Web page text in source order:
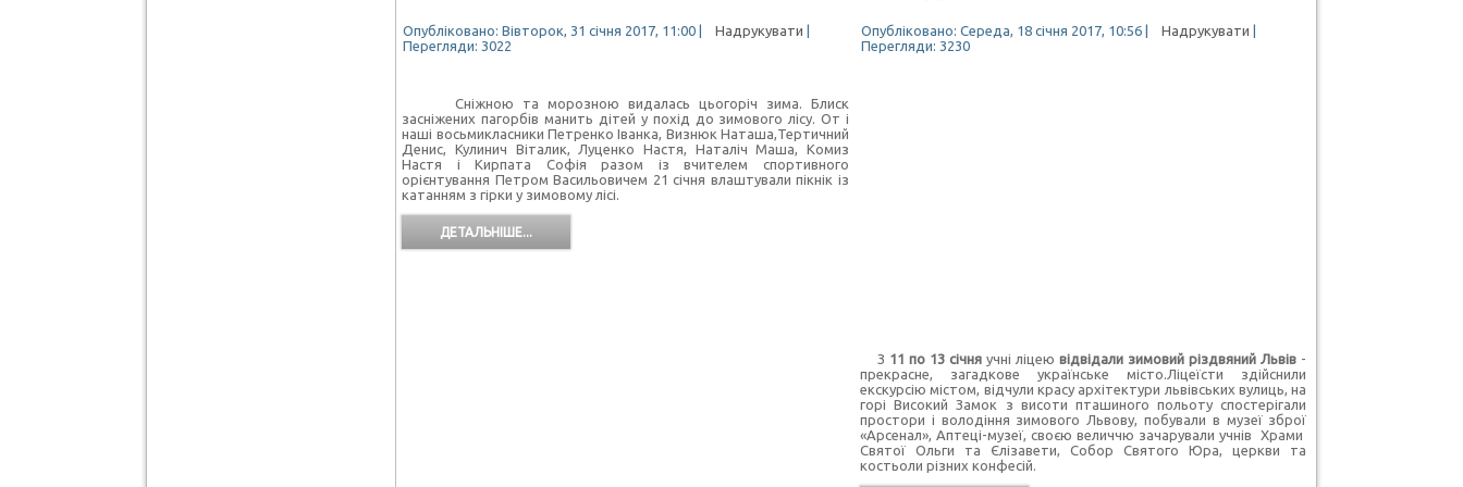
Опубліковано: Вівторок, 31 січня 2017, 11:00 Надрукувати
Перегляди: 3022
Сніжною та морозною видалась цьогоріч зима. Блиск
засніжених пагорбів манить дітей у похід до зимового лісу. От і
наші восьмикласники Петренко Іванка, Визнюк Наташа,Тертичний
Денис, Кулинич Віталик, Луценко Настя, Наталіч Маша, Комиз
Настя і Кирпата Софія разом із вчителем спортивного
орієнтування Петром Васильовичем 21 січня влаштували пікнік із
катанням з гірки у зимовому лісі.
ДЕТАЛЬНІШЕ...
Опубліковано: Середа, 18 січня 2017, 10:56| Надрукувати
Перегляди: 3230
З 11 по 13 січняучні ліцею відвідали зимовий різдвяний Львів -
прекрасне, загадкове українське місто.Ліцеїсти здійснили
екскурсію містом, відчули красу архітектури львівських вулиць, на
горі Високий Замок з висоти пташиного польоту спостерігали
простори і володіння зимового Львову, побували в музеї зброї
«Арсенал», Аптеці-музеї, своєю величчю зачарували учнів Храми
Святої Ольги та Єлізавети, Собор Святого Юра, церкви та
костьоли різних конфесій.